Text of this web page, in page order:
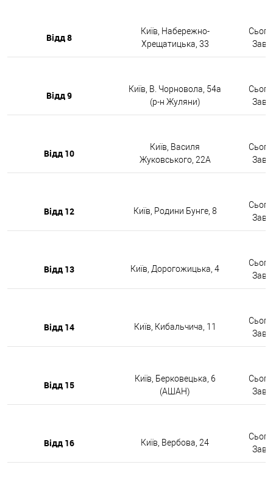
Відд 8
Київ, Набережно-
Хрещатицька, 33
Відд 9
Київ, В. Чорновола, 54а
(р-н Жуляни)
Відд 10
Київ, Василя
Жуковського, 22А
Відд 12 Київ, Родини Бунге, 8
Відд 13 Київ, Дорогожицька, 4
Відд 14 Київ, Кибальчича, 11
Відд 15
Київ, Берковецька, 6
(АШАН)
Відд 16 Київ, Вербова, 24